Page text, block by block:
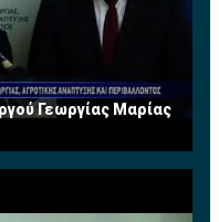
Γεωργίας Μαρίας